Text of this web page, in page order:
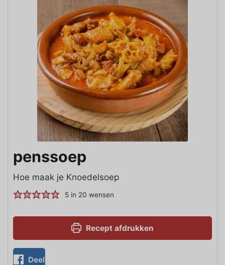
penssoep
Hoe maak je Knoedelsoep
5 in 20 wensen
Recept afdrukken
Deel